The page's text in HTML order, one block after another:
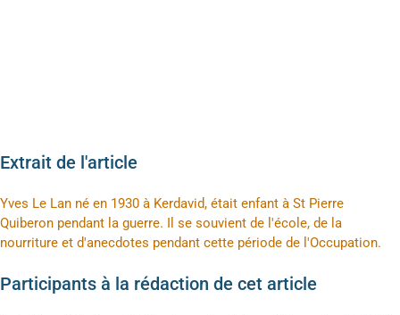
Extrait de l'article
Yves Le Lan né en 1930 à Kerdavid, était enfant à St Pierre
Quiberon pendant la guerre. Il se souvient de l'école, de la
nourriture et d'anecdotes pendant cette période de l'Occupation.
Participants à la rédaction de cet article